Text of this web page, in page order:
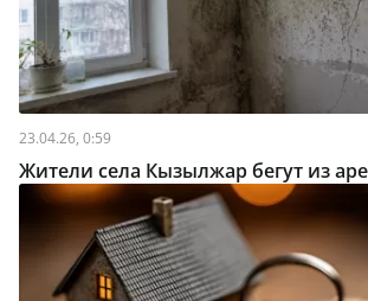
23.04.26, 0:59
Жители села Кызылжар бегут из